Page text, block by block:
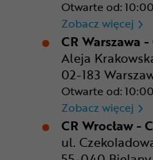
Otwarte od:
Zobacz więcej
CR Warszawa
Aleja
02-183
Otwarte od:
Zobacz więcej
CR Wrocław -
ul.